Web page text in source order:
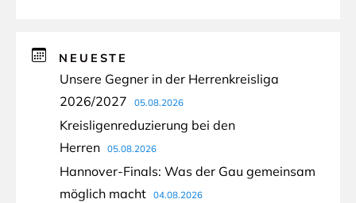
NEUESTE
Unsere Gegner in der Herrenkreisliga
2026/2027
05.08.2026
Kreisligenreduzierung bei den
Herren
05.08.2026
Hannover-Finals: Was der Gau gemeinsam
möglich macht
04.08.2026